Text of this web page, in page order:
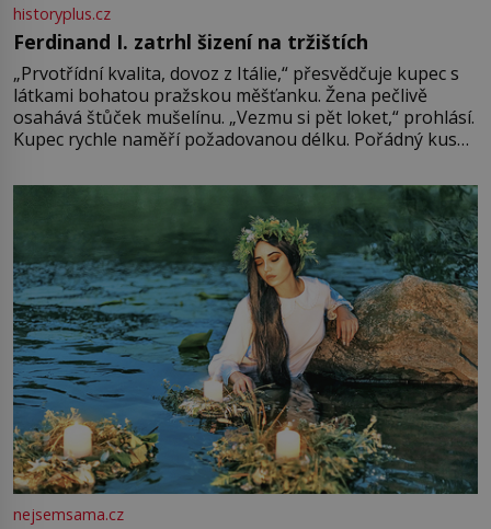
historyplus.cz
Ferdinand I. zatrhl šizení na tržištích
„Prvotřídní kvalita, dovoz z Itálie,“ přesvědčuje kupec s
látkami bohatou pražskou měšťanku. Žena pečlivě
osahává štůček mušelínu. „Vezmu si pět loket,“ prohlásí.
Kupec rychle naměří požadovanou délku. Pořádný kus
milostpaní. Stačí jenom na sukni,“ zhodnotí švadlena
množství růžového mušelínu. „Ošidili vás, podívejte.“
Vezme do ruky dřevěnou
nejsemsama.cz